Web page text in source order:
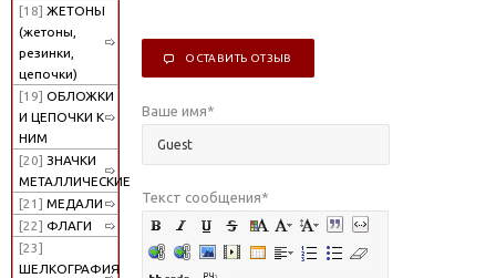
[18] ЖЕТОНЫ
(жетоны,
резинки,
цепочки)
[19] ОБЛОЖКИ
И ЦЕПОЧКИ К
НИМ
[20] ЗНАЧКИ
МЕТАЛЛИЧЕСКИЕ
[21] МЕДАЛИ
[22] ФЛАГИ
[23]
ШЕЛКОГРАФИЯ
ОСТАВИТЬ ОТЗЫВ
Ваше имя*
Текст сообщения*